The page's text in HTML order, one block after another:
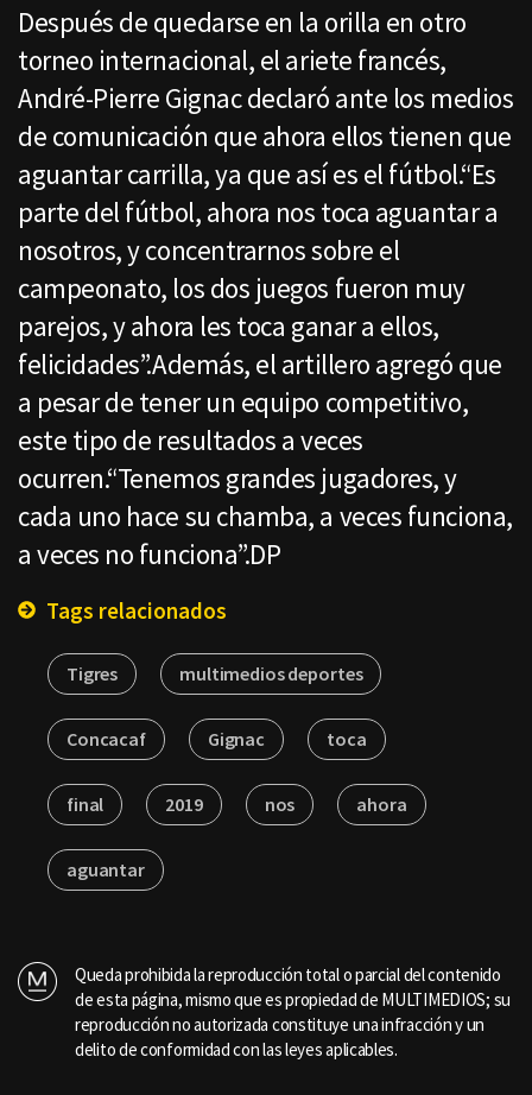
Después de quedarse en la orilla en otro
torneo internacional, el ariete francés,
André-Pierre Gignac declaró ante los medios
de comunicación que ahora ellos tienen que
aguantar carrilla, ya que así es el fútbol.“Es
parte del fútbol, ahora nos toca aguantar a
nosotros, y concentrarnos sobre el
campeonato, los dos juegos fueron muy
parejos, y ahora les toca ganar a ellos,
felicidades”.Además, el artillero agregó que
a pesar de tener un equipo competitivo,
este tipo de resultados a veces
ocurren.“Tenemos grandes jugadores, y
cada uno hace su chamba, a veces funciona,
a veces no funciona”.DP
Tags relacionados
Tigres multimedios deportes
Concacaf Gignac toca
final 2019 nos ahora
aguantar
Queda prohibida la reproducción total o parcial del contenido
de esta página, mismo que es propiedad de MULTIMEDIOS; su
reproducción no autorizada constituye una infracción y un
delito de conformidad con las leyes aplicables.